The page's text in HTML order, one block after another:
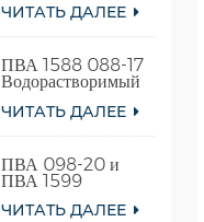
ЧИТАТЬ ДАЛЕЕ
ПВА 1588 088-17
Водорастворимый
поливиниловый
спирт
ЧИТАТЬ ДАЛЕЕ
ПВА 098-20 и
ПВА 1599
ЧИТАТЬ ДАЛЕЕ